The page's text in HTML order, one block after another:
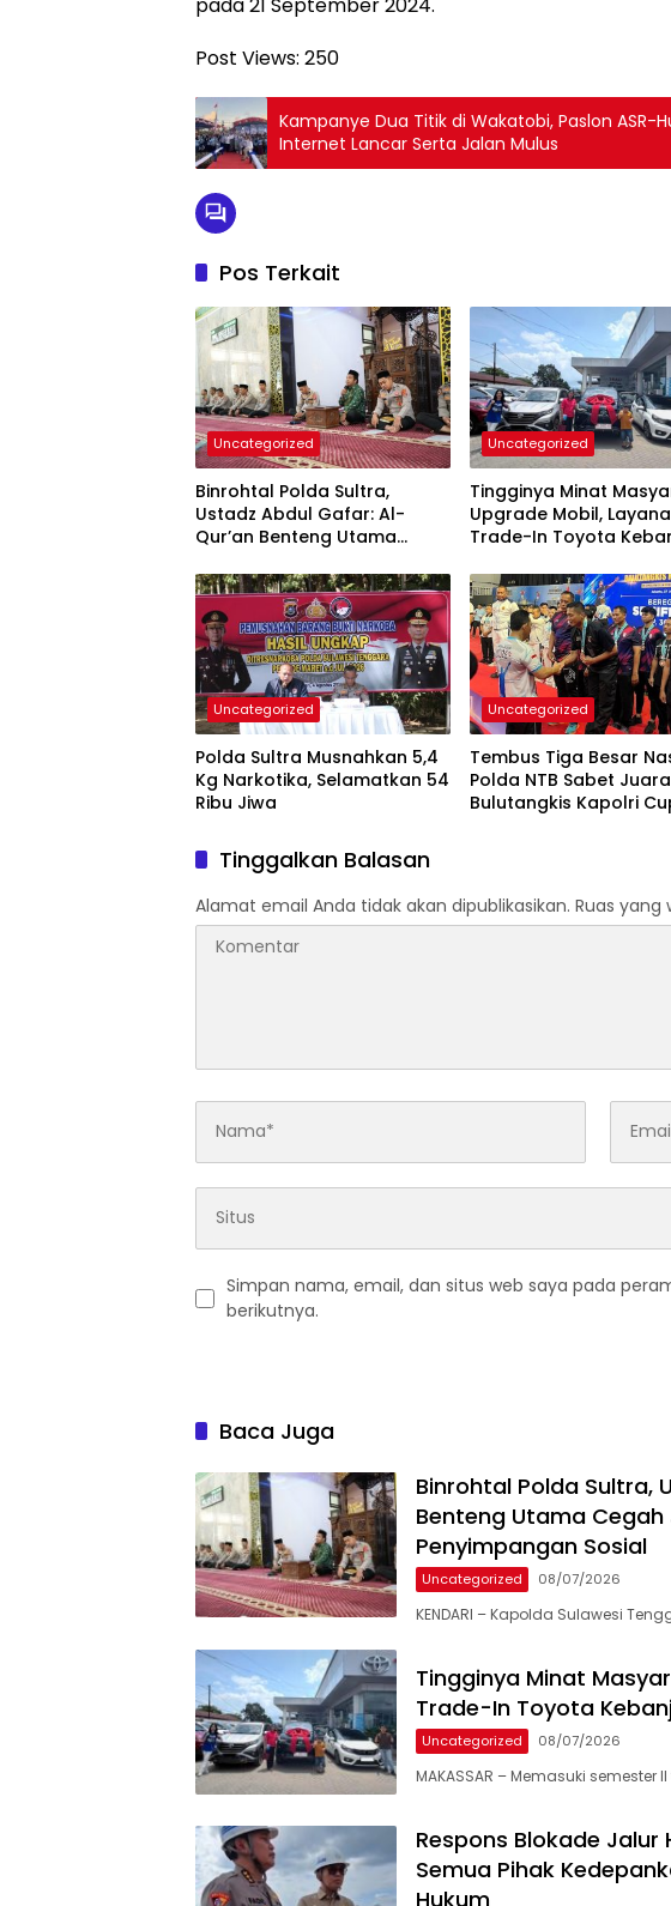
pada 21 September 2024.
Post Views: 250
Kampanye Dua Titik di Wakatobi, Paslon
Internet Lancar Serta Jalan Mulus
Pos Terkait
Uncategorized
Binrohtal Polda Sultra,
Ustadz Abdul Gafar: Al-
Qur’an Benteng Utama
Penyimpangan Sosial
Uncategorized
Tingginya Minat
Upgrade Mobil,
Trade-In Toyota
Uncategorized
Polda Sultra Musnahkan 5,4
Kg Narkotika, Selamatkan 54
Ribu Jiwa
Uncategorized
Tembus Tiga Besar
Polda NTB Sabet
Bulutangkis Kapolri
Tinggalkan Balasan
Alamat email Anda tidak akan dipublikasikan. Ruas yang
Simpan nama, email, dan situs web saya pada
berikutnya.
Baca Juga
Binrohtal Polda Sultra,
Benteng Utama Cegah
Penyimpangan Sosial
Uncategorized 08/07/2026
KENDARI – Kapolda Sulawesi
Tingginya Minat
Trade-In Toyota
Uncategorized 08/07/2026
MAKASSAR – Memasuki semester
Respons Blokade Jalur
Semua Pihak
Hukum